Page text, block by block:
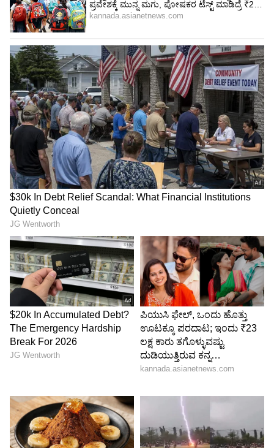
ಚಲನಚಿತ್ರವನ್ನು ಆನ್-ಸ್ಕ್ರೀನ್ ವೀಕ್ಷಿಸುವುದನ್ನು ನೋಡಲು
ಇದು ಒಂದು ಟ್ರೀಟ್ ಆಗಿರುತ್ತದೆ. ಬ್ರ್ಯಾಂಡ್‌ನ ಜಾಹೀರಾತನ್ನು
ರಶ್ಮಿಕಾ ತಮ್ಮ ಇನ್‌ಸ್ಟಾಗ್ರಾಮ್‌ ಖಾತೆಯಲ್ಲಿ
ಹಂಚಿಕೊಂಡಿದ್ದಾರೆ.
6
7
ಕೆಲಸದ ಮುಂಭಾಗದಲ್ಲಿ, ಜವಾನ್‌ನ ಅದ್ಭುತ ಯಶಸ್ಸಿನ
ನಂತರ ರಾಜ್‌ಕುಮಾರ್ ಹಿರಾನಿ ನಿರ್ದೇಶನದ ಶಾರುಖ್